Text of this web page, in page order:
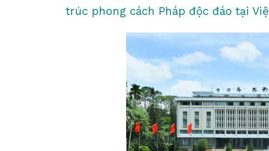
trúc phong cách Pháp độc đáo tại